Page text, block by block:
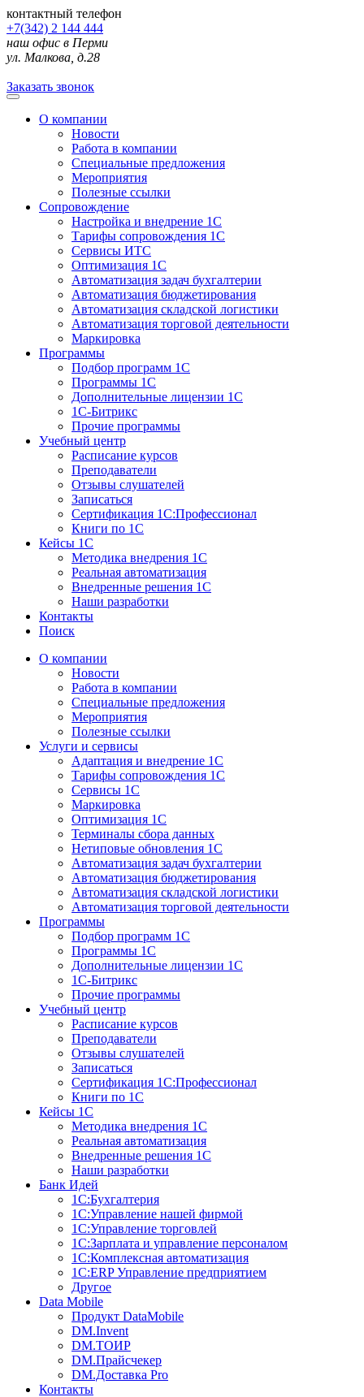
контактный телефон
+7(342) 2 144 444
наш офис в Перми
ул. Малкова, д.28
Заказать звонок
О компании
Новости
Работа в компании
Специальные предложения
Мероприятия
Полезные ссылки
Сопровождение
Настройка и внедрение 1С
Тарифы сопровождения 1С
Сервисы ИТС
Оптимизация 1С
Автоматизация задач бухгалтерии
Автоматизация бюджетирования
Автоматизация складской логистики
Автоматизация торговой деятельности
Маркировка
Программы
Подбор программ 1С
Программы 1С
Дополнительные лицензии 1С
1С-Битрикс
Прочие программы
Учебный центр
Расписание курсов
Преподаватели
Отзывы слушателей
Записаться
Сертификация 1С:Профессионал
Книги по 1С
Кейсы 1С
Методика внедрения 1С
Реальная автоматизация
Внедренные решения 1С
Наши разработки
Контакты
Поиск
О компании
Новости
Работа в компании
Специальные предложения
Мероприятия
Полезные ссылки
Услуги и сервисы
Адаптация и внедрение 1С
Тарифы сопровождения 1С
Сервисы 1С
Маркировка
Оптимизация 1С
Терминалы сбора данных
Нетиповые обновления 1С
Автоматизация задач бухгалтерии
Автоматизация бюджетирования
Автоматизация складской логистики
Автоматизация торговой деятельности
Программы
Подбор программ 1С
Программы 1С
Дополнительные лицензии 1С
1С-Битрикс
Прочие программы
Учебный центр
Расписание курсов
Преподаватели
Отзывы слушателей
Записаться
Сертификация 1С:Профессионал
Книги по 1С
Кейсы 1С
Методика внедрения 1С
Реальная автоматизация
Внедренные решения 1С
Наши разработки
Банк Идей
1С:Бухгалтерия
1С:Управление нашей фирмой
1С:Управление торговлей
1С:Зарплата и управление персоналом
1С:Комплексная автоматизация
1С:ERP Управление предприятием
Другое
Data Mobile
Продукт DataMobile
DM.Invent
DM.ТОИР
DM.Прайсчекер
DM.Доставка Pro
Контакты